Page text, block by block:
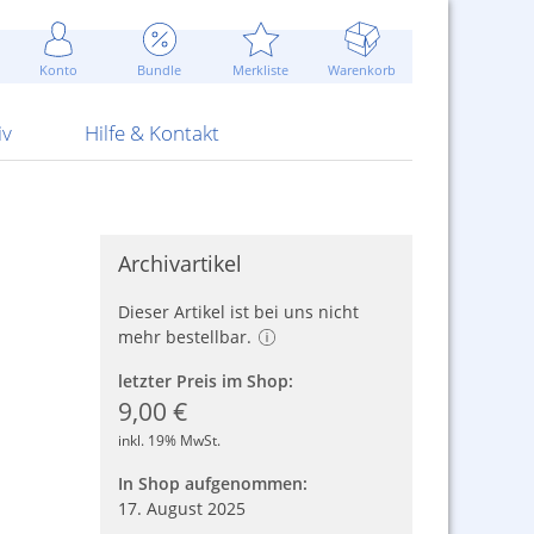
Konto Bundle Merkliste Warenkorb
Attrappen Blitzschnell...
Sommerpreise u.v.m.
ARS Pirotecnia
Hilfe & Kontakt
Kontaktformular
AGB
Archivartikel
Dieser Artikel ist bei uns nicht
mehr bestellbar.
letzter Preis im Shop:
9,00 €
inkl. 19% MwSt.
In Shop aufgenommen:
17. August 2025